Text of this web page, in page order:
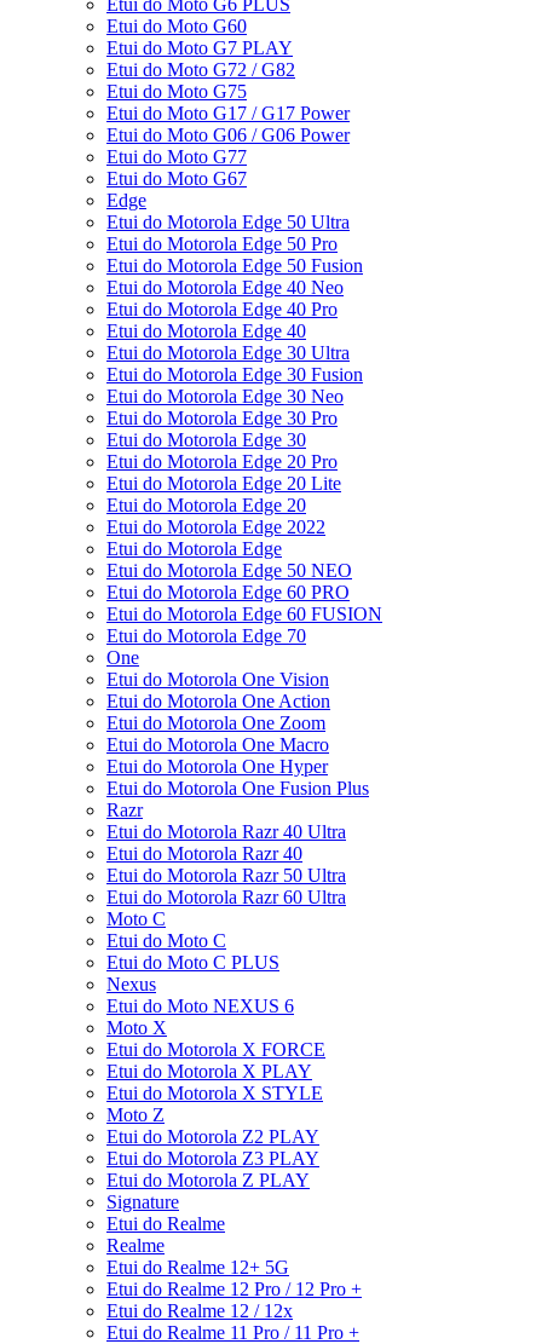
Etui do Moto G6 PLUS
Etui do Moto G60
Etui do Moto G7 PLAY
Etui do Moto G72 / G82
Etui do Moto G75
Etui do Moto G17 / G17 Power
Etui do Moto G06 / G06 Power
Etui do Moto G77
Etui do Moto G67
Edge
Etui do Motorola Edge 50 Ultra
Etui do Motorola Edge 50 Pro
Etui do Motorola Edge 50 Fusion
Etui do Motorola Edge 40 Neo
Etui do Motorola Edge 40 Pro
Etui do Motorola Edge 40
Etui do Motorola Edge 30 Ultra
Etui do Motorola Edge 30 Fusion
Etui do Motorola Edge 30 Neo
Etui do Motorola Edge 30 Pro
Etui do Motorola Edge 30
Etui do Motorola Edge 20 Pro
Etui do Motorola Edge 20 Lite
Etui do Motorola Edge 20
Etui do Motorola Edge 2022
Etui do Motorola Edge
Etui do Motorola Edge 50 NEO
Etui do Motorola Edge 60 PRO
Etui do Motorola Edge 60 FUSION
Etui do Motorola Edge 70
One
Etui do Motorola One Vision
Etui do Motorola One Action
Etui do Motorola One Zoom
Etui do Motorola One Macro
Etui do Motorola One Hyper
Etui do Motorola One Fusion Plus
Razr
Etui do Motorola Razr 40 Ultra
Etui do Motorola Razr 40
Etui do Motorola Razr 50 Ultra
Etui do Motorola Razr 60 Ultra
Moto C
Etui do Moto C
Etui do Moto C PLUS
Nexus
Etui do Moto NEXUS 6
Moto X
Etui do Motorola X FORCE
Etui do Motorola X PLAY
Etui do Motorola X STYLE
Moto Z
Etui do Motorola Z2 PLAY
Etui do Motorola Z3 PLAY
Etui do Motorola Z PLAY
Signature
Etui do Realme
Realme
Etui do Realme 12+ 5G
Etui do Realme 12 Pro / 12 Pro +
Etui do Realme 12 / 12x
Etui do Realme 11 Pro / 11 Pro +